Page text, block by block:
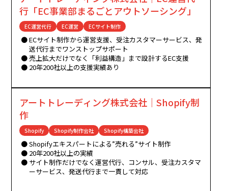
行「EC事業部まるごとアウトソーシング」
EC運営代行 EC運営 ECサイト制作
ECサイト制作から運営支援、受注カスタマーサービス、発
送代行までワンストップサポート
売上拡大だけでなく「利益構造」まで設計するEC支援
20年200社以上の支援実績あり
アートトレーディング株式会社｜Shopify制
作
Shopify Shopify制作会社 Shopify構築会社
Shopifyエキスパートによる”売れる”サイト制作
20年200社以上の実績
サイト制作だけでなく運営代行、コンサル、受注カスタマ
ーサービス、発送代行まで一貫して対応